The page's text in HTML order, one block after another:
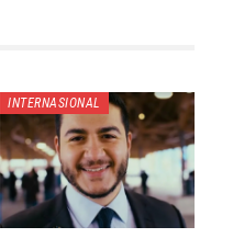
INTERNASIONAL